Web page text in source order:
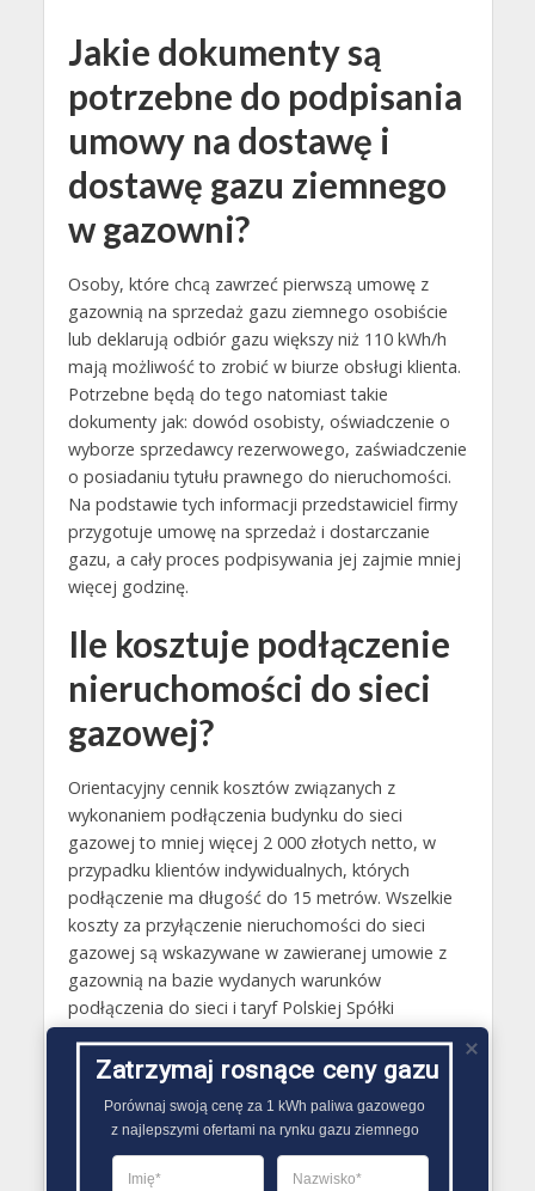
Jakie dokumenty są
potrzebne do podpisania
umowy na dostawę i
dostawę gazu ziemnego
w gazowni?
Osoby, które chcą zawrzeć pierwszą umowę z
gazownią na sprzedaż gazu ziemnego osobiście
lub deklarują odbiór gazu większy niż 110 kWh/h
mają możliwość to zrobić w biurze obsługi klienta.
Potrzebne będą do tego natomiast takie
dokumenty jak: dowód osobisty, oświadczenie o
wyborze sprzedawcy rezerwowego, zaświadczenie
o posiadaniu tytułu prawnego do nieruchomości.
Na podstawie tych informacji przedstawiciel firmy
przygotuje umowę na sprzedaż i dostarczanie
gazu, a cały proces podpisywania jej zajmie mniej
więcej godzinę.
Ile kosztuje podłączenie
nieruchomości do sieci
gazowej?
Orientacyjny cennik kosztów związanych z
wykonaniem podłączenia budynku do sieci
gazowej to mniej więcej 2 000 złotych netto, w
przypadku klientów indywidualnych, których
podłączenie ma długość do 15 metrów. Wszelkie
koszty za przyłączenie nieruchomości do sieci
gazowej są wskazywane w zawieranej umowie z
gazownią na bazie wydanych warunków
podłączenia do sieci i taryf Polskiej Spółki
sieci gazowej do budynku należy również doliczyć
cenę wewnętrznej instalacji gazowej.
Gazy techniczne Proszowice
Butle gazowe Proszowice
Zatrzymaj rosnące ceny gazu
Porównaj swoją cenę za 1 kWh paliwa gazowego
z najlepszymi ofertami na rynku gazu ziemnego